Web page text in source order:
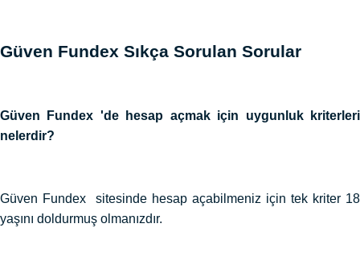
Güven Fundex Sıkça Sorulan Sorular
Güven Fundex 'de hesap açmak için uygunluk kriterleri
nelerdir?
Güven Fundex sitesinde hesap açabilmeniz için tek kriter 18
yaşını doldurmuş olmanızdır.